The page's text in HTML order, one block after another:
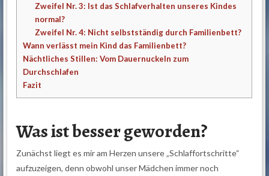
Zweifel Nr. 3: Ist das Schlafverhalten unseres Kindes
normal?
Zweifel Nr. 4: Nicht selbstständig durch Familienbett?
Wann verlässt mein Kind das Familienbett?
Nächtliches Stillen: Vom Dauernuckeln zum
Durchschlafen
Fazit
Was ist besser geworden?
Zunächst liegt es mir am Herzen unsere „Schlaffortschritte“
aufzuzeigen, denn obwohl unser Mädchen immer noch